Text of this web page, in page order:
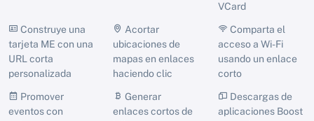
VCard
Construye una
tarjeta ME con una
URL corta
personalizada
Acortar
ubicaciones de
mapas en enlaces
haciendo clic
Comparta el
acceso a Wi-Fi
usando un enlace
corto
Promover
eventos con
Generar
enlaces cortos de
Descargas de
aplicaciones Boost